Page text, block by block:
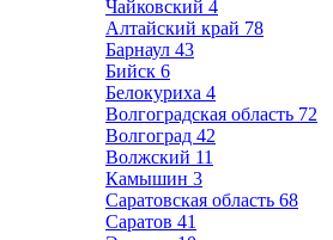
Чайковский 4
Алтайский край 78
Барнаул 43
Бийск 6
Белокуриха 4
Волгоградская область 72
Волгоград 42
Волжский 11
Камышин 3
Саратовская область 68
Саратов 41